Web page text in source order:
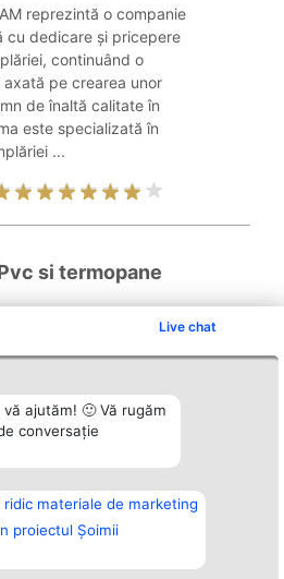
Live chat
ajutăm! 🙂 Vă rugăm
conversație
materiale de marketing
proiectul Șoimii
reprezintă o companie
cu dedicare și pricepere
continuând o
pe crearea unor
de înaltă calitate în
este specializată în
...
si termopane
Plebiscyt
Laureaților
Reguli
Politica de